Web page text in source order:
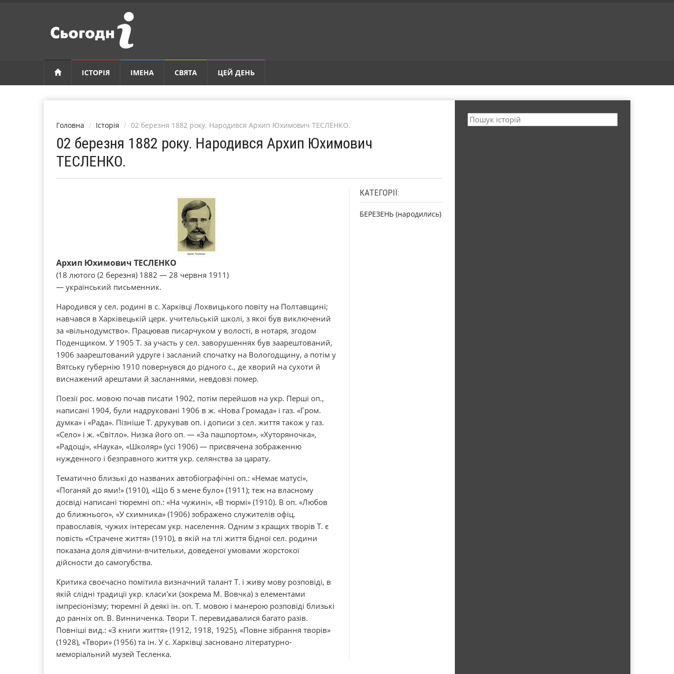
ІСТОРІЯ ІМЕНА СВЯТА ЦЕЙ ДЕНЬ
Головна Історія 02 березня 1882 року. Народився Архип Юхимович ТЕСЛЕНКО.
02 березня 1882 року. Народився Архип Юхимович
ТЕСЛЕНКО.
Архип Юхимович ТЕСЛЕНКО
(18 лютого (2 березня) 1882 — 28 червня 1911)
— український письменник.
Народився у сел. родині в с. Харківці Лохвицького повіту на Полтавщині;
навчався в Харківецькій церк. учительській школі, з якої був виключений
за «вільнодумство». Працював писарчуком у волості, в нотаря, згодом
Поденщиком. У 1905 Т. за участь у сел. заворушеннях був заарештований,
1906 заарештований удруге і засланий спочатку на Вологодщину, а потім у
Вятську губернію 1910 повернувся до рідного с., де хворий на сухоти й
виснажений арештами й засланнями, невдовзі помер.
Поезії рос. мовою почав писати 1902, потім перейшов на укр. Перші оп.,
написані 1904, були надруковані 1906 в ж. «Нова Громада» і газ. «Гром.
думка» і «Рада». Пізніше Т. друкував оп. і дописи з сел. життя також у газ.
«Село» і ж. «Світло». Низка його оп. — «За пашпортом», «Хуторяночка»,
«Радощі», «Наука», «Школяр» (усі 1906) — присвячена зображенню
нужденного і безправного життя укр. селянства за царату.
Тематично близькі до названих автобіографічні оп.: «Немає матусі»,
«Поганяй до ями!» (1910), «Що б з мене було» (1911); теж на власному
досвіді написані тюремні оп.: «На чужині», «В тюрмі» (1910). В оп. «Любов
до ближнього», «У схимника» (1906) зображено служителів офіц.
православія, чужих інтересам укр. населення. Одним з кращих творів Т. є
повість «Страчене життя» (1910), в якій на тлі життя бідної сел. родини
показана доля дівчини-вчительки, доведеної умовами жорстокої
дійсности до самогубства.
Критика своєчасно помітила визначний талант Т. і живу мову розповіді, в
якій слідні традиції укр. класи'ки (зокрема М. Вовчка) з елементами
імпресіонізму; тюремні й деякі ін. оп. Т. мовою і манерою розповіді близькі
до ранніх оп. В. Винниченка. Твори Т. перевидавалися багато разів.
Повніші вид.: «З книги життя» (1912, 1918, 1925), «Повне зібрання творів»
(1928), «Твори» (1956) та ін. У с. Харківці засновано літературно-
меморіальний музей Тесленка.
КАТЕГОРІЇ:
БЕРЕЗЕНЬ (народились)